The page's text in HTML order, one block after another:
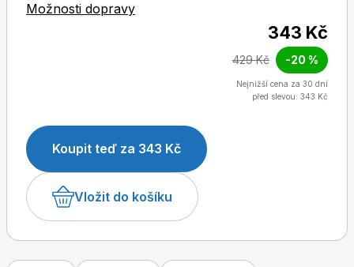
Dětské časopisy
Burda Best of
Možnosti dopravy
343 Kč
429 Kč -20 %
Nejnižší cena za 30 dní
před slevou: 343 Kč
Koupit teď za 343 Kč
Vložit do košíku